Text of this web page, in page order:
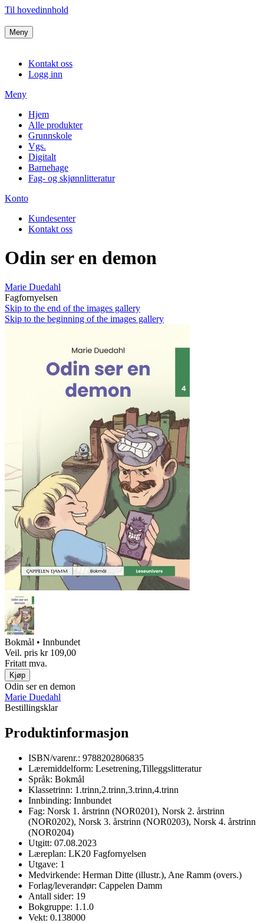
Til hovedinnhold
Meny
Kontakt oss
Logg inn
Meny
Hjem
Alle produkter
Grunnskole
Vgs.
Digitalt
Barnehage
Fag- og skjønnlitteratur
Konto
Kundesenter
Kontakt oss
Odin ser en demon
Marie Duedahl
Fagfornyelsen
Skip to the end of the images gallery
Skip to the beginning of the images gallery
Bokmål • Innbundet
Veil. pris kr 109,00
Fritatt mva.
Kjøp
Odin ser en demon
Marie Duedahl
Bestillingsklar
Produktinformasjon
ISBN/varenr.: 9788202806835
Læremiddelform: Lesetrening,Tilleggslitteratur
Språk: Bokmål
Klassetrinn: 1.trinn,2.trinn,3.trinn,4.trinn
Innbinding: Innbundet
Fag: Norsk 1. årstrinn (NOR0201), Norsk 2. årstrinn
(NOR0202), Norsk 3. årstrinn (NOR0203), Norsk 4. årstrinn
(NOR0204)
Utgitt: 07.08.2023
Læreplan: LK20 Fagfornyelsen
Utgave: 1
Medvirkende: Herman Ditte (illustr.), Ane Ramm (overs.)
Forlag/leverandør: Cappelen Damm
Antall sider: 19
Bokgruppe: 1.1.0
Vekt: 0.138000